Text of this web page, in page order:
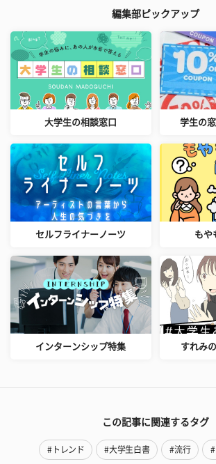
編集部ピックアップ
大学生の相談窓口 学生の
セルフライナーノーツ もや
インターンシップ特集 すれみ
この記事に関連するタグ
#トレンド #大学生白書 #流行